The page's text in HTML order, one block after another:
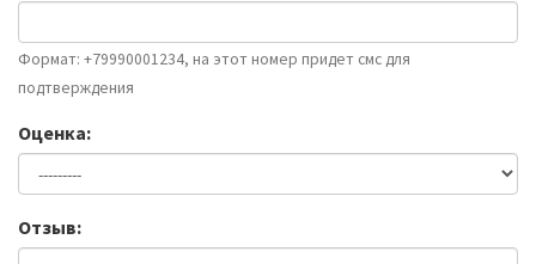
Формат: +79990001234, на этот номер придет смс для
подтверждения
Оценка:
Отзыв: